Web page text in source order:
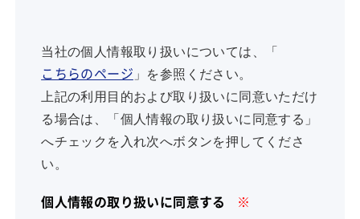
当社の個人情報取り扱いについては、「
こちらのページ 」を参照ください。
上記の利用目的および取り扱いに同意いただけ
る場合は、「個人情報の取り扱いに同意する」
へチェックを入れ次へボタンを押してくださ
い。
個人情報の取り扱いに同意する ※